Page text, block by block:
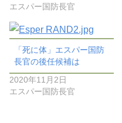
エスパー国防長官
「死に体」エスパー国防
長官の後任候補は
2020年11月2日
エスパー国防長官